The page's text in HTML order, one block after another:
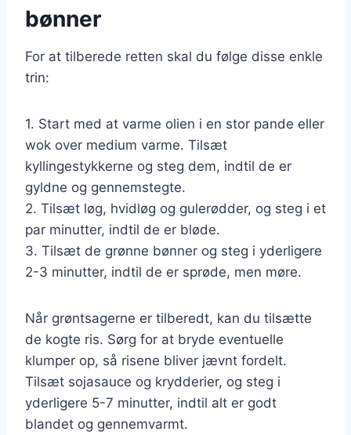
bønner
For at tilberede retten skal du følge disse enkle
trin:
1. Start med at varme olien i en stor pande eller
wok over medium varme. Tilsæt
kyllingestykkerne og steg dem, indtil de er
gyldne og gennemstegte.
2. Tilsæt løg, hvidløg og gulerødder, og steg i et
par minutter, indtil de er bløde.
3. Tilsæt de grønne bønner og steg i yderligere
2-3 minutter, indtil de er sprøde, men møre.
Når grøntsagerne er tilberedt, kan du tilsætte
de kogte ris. Sørg for at bryde eventuelle
klumper op, så risene bliver jævnt fordelt.
Tilsæt sojasauce og krydderier, og steg i
yderligere 5-7 minutter, indtil alt er godt
blandet og gennemvarmt.